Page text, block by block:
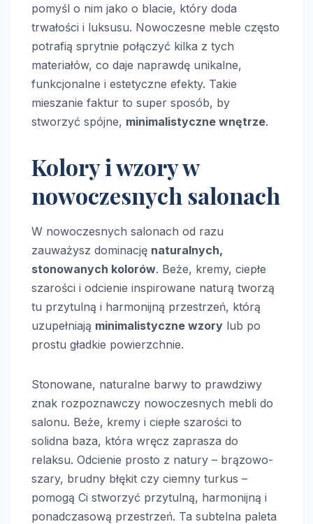
pomyśl o nim jako o blacie, który doda
trwałości i luksusu. Nowoczesne meble często
potrafią sprytnie połączyć kilka z tych
materiałów, co daje naprawdę unikalne,
funkcjonalne i estetyczne efekty. Takie
mieszanie faktur to super sposób, by
stworzyć spójne, minimalistyczne wnętrze.
Kolory i wzory w
nowoczesnych salonach
W nowoczesnych salonach od razu
zauważysz dominację naturalnych,
stonowanych kolorów. Beże, kremy, ciepłe
szarości i odcienie inspirowane naturą tworzą
tu przytulną i harmonijną przestrzeń, którą
uzupełniają minimalistyczne wzory lub po
prostu gładkie powierzchnie.
Stonowane, naturalne barwy to prawdziwy
znak rozpoznawczy nowoczesnych mebli do
salonu. Beże, kremy i ciepłe szarości to
solidna baza, która wręcz zaprasza do
relaksu. Odcienie prosto z natury – brązowo-
szary, brudny błękit czy ciemny turkus –
pomogą Ci stworzyć przytulną, harmonijną i
ponadczasową przestrzeń. Ta subtelna paleta